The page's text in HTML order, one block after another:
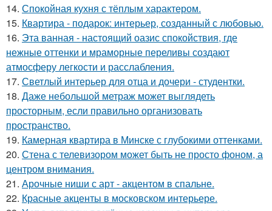
14. Спокойная кухня с тёплым характером.
15. Квартира - подарок: интерьер, созданный с любовью.
16. Эта ванная - настоящий оазис спокойствия, где
нежные оттенки и мраморные переливы создают
атмосферу легкости и расслабления.
17. Светлый интерьер для отца и дочери - студентки.
18. Даже небольшой метраж может выглядеть
просторным, если правильно организовать
пространство.
19. Камерная квартира в Минске с глубокими оттенками.
20. Стена с телевизором может быть не просто фоном, а
центром внимания.
21. Арочные ниши с арт - акцентом в спальне.
22. Красные акценты в московском интерьере.